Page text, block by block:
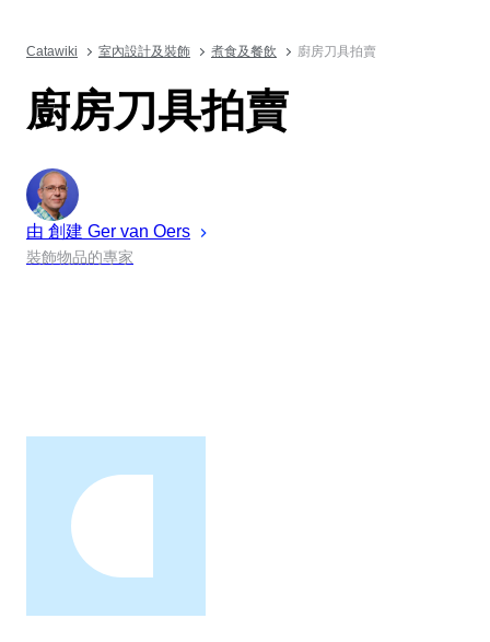
Catawiki 室內設計及裝飾 煮食及餐飲 廚房刀具拍賣
廚房刀具拍賣
由 創建 Ger van Oers
裝飾物品的專家